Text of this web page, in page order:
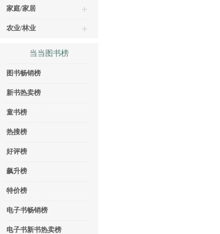
家庭/家居
农业/林业
当当图书榜
图书畅销榜
新书热卖榜
童书榜
热搜榜
好评榜
飙升榜
特价榜
电子书畅销榜
电子书新书热卖榜